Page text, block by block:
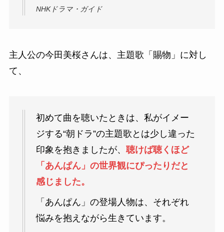
NHKドラマ・ガイド
主人公の今田美桜さんは、主題歌「賜物」に対し
て、
初めて曲を聴いたときは、私がイメー
ジする“朝ドラ”の主題歌とは少し違った
印象を抱きましたが、 聴けば聴くほど
「あんぱん」の世界観にぴったりだと
感じました。
「あんぱん」の登場人物は、それぞれ
悩みを抱えながら生きています。